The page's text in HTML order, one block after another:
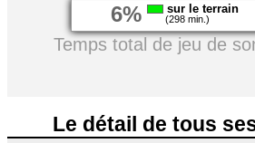
6% sur le terrain
(298 min.)
Temps total de jeu de
Le détail de tous